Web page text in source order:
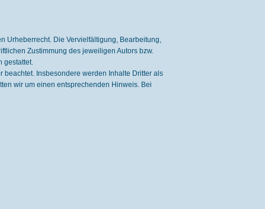
Urheberrecht. Die Vervielfältigung, Bearbeitung,
Zustimmung des jeweiligen Autors bzw.
gestattet.
Insbesondere werden Inhalte Dritter als
wir um einen entsprechenden Hinweis. Bei